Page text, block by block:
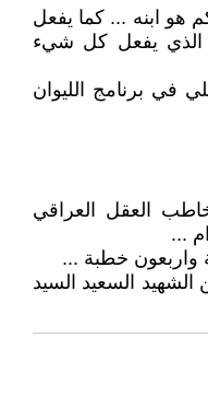
هو ابنه ... كما يفعل
الذي يفعل كل شيء
في برنامج الليوان
العقل العراقي
...
خطبة ...
الشهيد السعيد السيد